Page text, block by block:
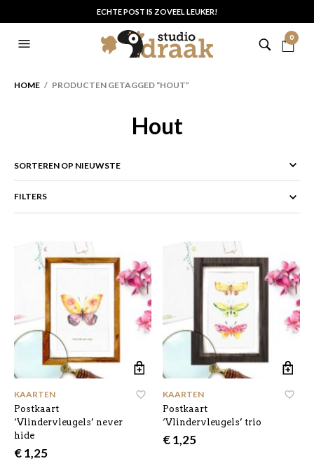
ECHTE POST IS ZOVEEL LEUKER!
0
HOME / PRODUCTEN GETAGGED “HOUT”
Hout
FILTERS
KAARTEN
Postkaart
‘Vlindervleugels’ never
hide
€1,25
KAARTEN
Postkaart
‘Vlindervleugels’ trio
€1,25